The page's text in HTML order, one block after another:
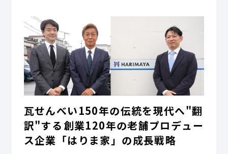
瓦せんべい150年の伝統を現代へ"翻
訳"する――創業120年の老舗プロデュー
ス企業「はりま家」の成長戦略